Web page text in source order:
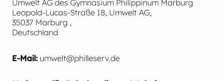
Umwelt AG des Gymnasium Philippinum Marburg
Leopold-Lucas-Straße 18, Umwelt AG,
35037 Marburg ,
Deutschland
E-Mail: umwelt@philleserv.de